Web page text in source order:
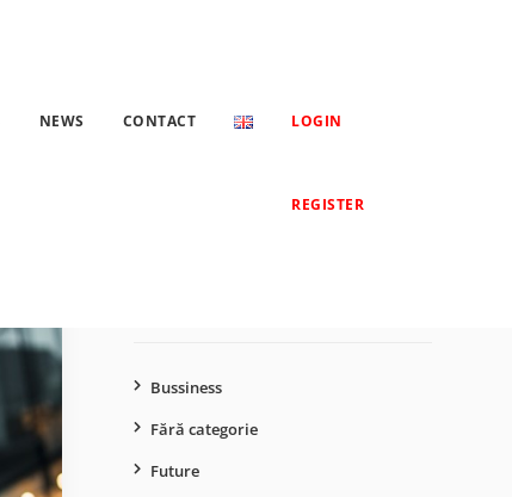
NEWS CONTACT LOGIN
REGISTER
Bussiness
Fără categorie
Future